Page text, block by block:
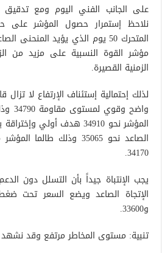
على الجانب الفني اليوم ومع تدقيق
نلاحظ إستمرار حصول المؤشر على
المتحرك 50 يوم الذي يؤيد
مؤشر القوة النسبية على مزيد من
الزمنية القصيرة.
لذلك إحتمالية إستئناف الإرتفاع لا
المؤشر نحو 34910 هدف أولي
الصاعد نحو 35065 وذلك
34170.
يجب الإنتباة جيداً بأن التسلل دون
و33600.
تنبية: مستوى المخاطر مرتفع وقد نشهد